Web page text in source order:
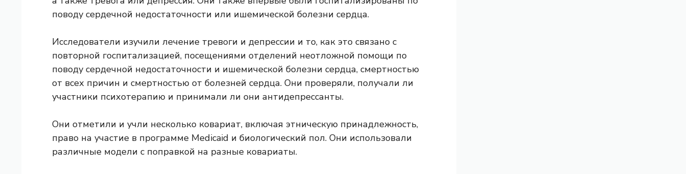
поводу сердечной недостаточности или ишемической болезни сердца.
Исследователи изучили лечение тревоги и депрессии и то, как это связано с
повторной госпитализацией, посещениями отделений неотложной помощи по
поводу сердечной недостаточности и ишемической болезни сердца, смертностью
от всех причин и смертностью от болезней сердца. Они проверяли, получали ли
участники психотерапию и принимали ли они антидепрессанты.
Они отметили и учли несколько ковариат, включая этническую принадлежность,
право на участие в программе Medicaid и биологический пол. Они использовали
различные модели с поправкой на разные ковариаты.